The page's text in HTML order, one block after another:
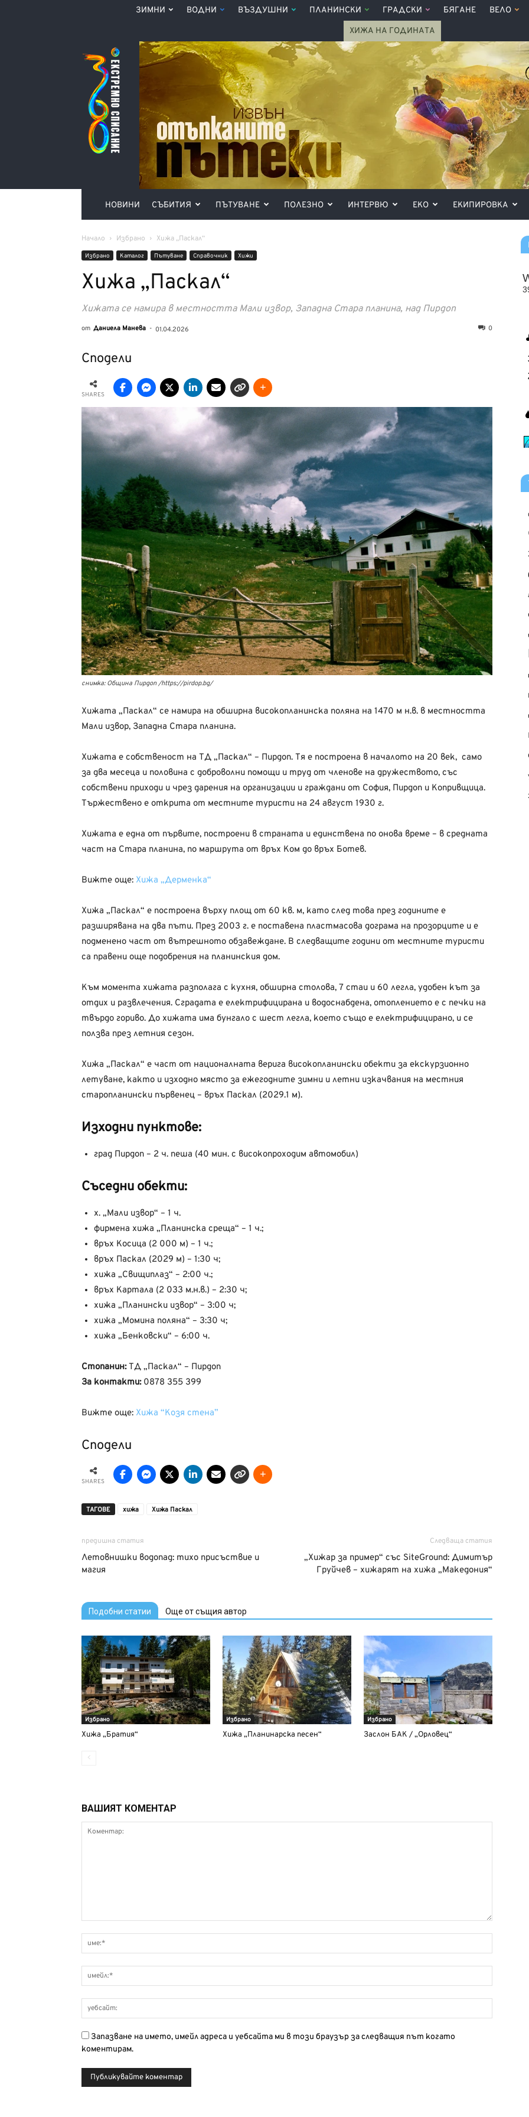
ЗИМНИ ВОДНИ ВЪЗДУШНИ ПЛАНИНСКИ ГРАДСКИ БЯГАНЕ ВЕЛО
ХИЖА НА ГОДИНАТА
Списание
360°
НОВИНИ СЪБИТИЯ ПЪТУВАНЕ ПОЛЕЗНО ИНТЕРВЮ ЕКО ЕКИПИРОВКА
Начало Избрано Хижа „Паскал“
Избрано Каталог Пътуване Справочник Хижи
Хижа „Паскал“
Хижата се намира в местността Мали извор, Западна Стара планина, над Пирдоп
от Даниела Манева - 01.04.2026 0
Сподели
SHARES
снимка: Община Пирдоп /https://pirdop.bg/
Хижата „Паскал“ се намира на обширна високопланинска поляна на 1470 м н.в. в местността
Мали извор, Западна Стара планина.
Хижата е собственост на ТД „Паскал“ – Пирдоп. Тя е построена в началото на 20 век, само
за два месеца и половина с доброволни помощи и труд от членове на дружеството, със
собствени приходи и чрез дарения на организации и граждани от София, Пирдоп и Копривщица.
Тържествено е открита от местните туристи на 24 август 1930 г.
Хижата е една от първите, построени в страната и единствена по онова време – в средната
част на Стара планина, по маршрута от връх Ком до връх Ботев.
Вижте още: Хижа „Дерменка“
Хижа „Паскал“ е построена върху площ от 60 кв. м, като след това през годините е
разширявана на два пъти. През 2003 г. е поставена пластмасова дограма на прозорците и е
подменено част от вътрешното обзавеждане. В следващите години от местните туристи
са правени още подобрения на планинския дом.
Към момента хижата разполага с кухня, обширна столова, 7 стаи и 60 легла, удобен кът за
отдих и развлечения. Сградата е електрифицирана и водоснабдена, отоплението е с печки на
твърдо гориво. До хижата има бунгало с шест легла, което също е електрифицирано, и се
ползва през летния сезон.
Хижа „Паскал“ е част от националната верига високопланински обекти за екскурзионно
летуване, както и изходно място за ежегодните зимни и летни изкачвания на местния
старопланински първенец – връх Паскал (2029.1 м).
Изходни пунктове:
град Пирдоп – 2 ч. пеша (40 мин. с високопроходим автомобил)
Съседни обекти:
х. „Мали извор“ – 1 ч.
фирмена хижа „Планинска среща“ – 1 ч.;
връх Косица (2 000 м) – 1 ч.;
връх Паскал (2029 м) – 1:30 ч;
хижа „Свищиплаз“ – 2:00 ч.;
връх Картала (2 033 м.н.в.) – 2:30 ч;
хижа „Планински извор“ – 3:00 ч;
хижа „Момина поляна“ – 3:30 ч;
хижа „Бенковски“ – 6:00 ч.
Стопанин:ТД „Паскал“ – Пирдоп
За контакти:0878 355 399
Вижте още: Хижа “Козя стена”
Сподели
SHARES
ТАГОВЕ хижа Хижа Паскал
предишна статия
Летовнишки водопад: тихо присъствие и
магия
Следваща статия
„Хижар за пример“ със SiteGround: Димитър
Груйчев – хижарят на хижа „Македония“
Подобни статии Още от същия автор
Избрано
Хижа „Братия“
Избрано
Хижа „Планинарска песен“
Избрано
Заслон БАК / „Орловец“
ВАШИЯТ КОМЕНТАР
Запазване на името, имейл адреса и уебсайта ми в този браузър за следващия път когато
коментирам.